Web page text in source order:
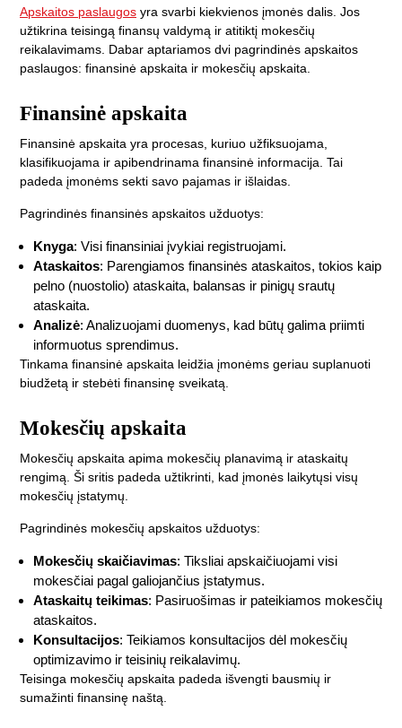
Apskaitos paslaugos yra svarbi kiekvienos įmonės dalis. Jos
užtikrina teisingą finansų valdymą ir atitiktį mokesčių
reikalavimams. Dabar aptariamos dvi pagrindinės apskaitos
paslaugos: finansinė apskaita ir mokesčių apskaita.
Finansinė apskaita
Finansinė apskaita yra procesas, kuriuo užfiksuojama,
klasifikuojama ir apibendrinama finansinė informacija. Tai
padeda įmonėms sekti savo pajamas ir išlaidas.
Pagrindinės finansinės apskaitos užduotys:
Knyga: Visi finansiniai įvykiai registruojami.
Ataskaitos: Parengiamos finansinės ataskaitos, tokios kaip
pelno (nuostolio) ataskaita, balansas ir pinigų srautų
ataskaita.
Analizė: Analizuojami duomenys, kad būtų galima priimti
informuotus sprendimus.
Tinkama finansinė apskaita leidžia įmonėms geriau suplanuoti
biudžetą ir stebėti finansinę sveikatą.
Mokesčių apskaita
Mokesčių apskaita apima mokesčių planavimą ir ataskaitų
rengimą. Ši sritis padeda užtikrinti, kad įmonės laikytųsi visų
mokesčių įstatymų.
Pagrindinės mokesčių apskaitos užduotys:
Mokesčių skaičiavimas: Tiksliai apskaičiuojami visi
mokesčiai pagal galiojančius įstatymus.
Ataskaitų teikimas: Pasiruošimas ir pateikiamos mokesčių
ataskaitos.
Konsultacijos: Teikiamos konsultacijos dėl mokesčių
optimizavimo ir teisinių reikalavimų.
Teisinga mokesčių apskaita padeda išvengti bausmių ir
sumažinti finansinę naštą.